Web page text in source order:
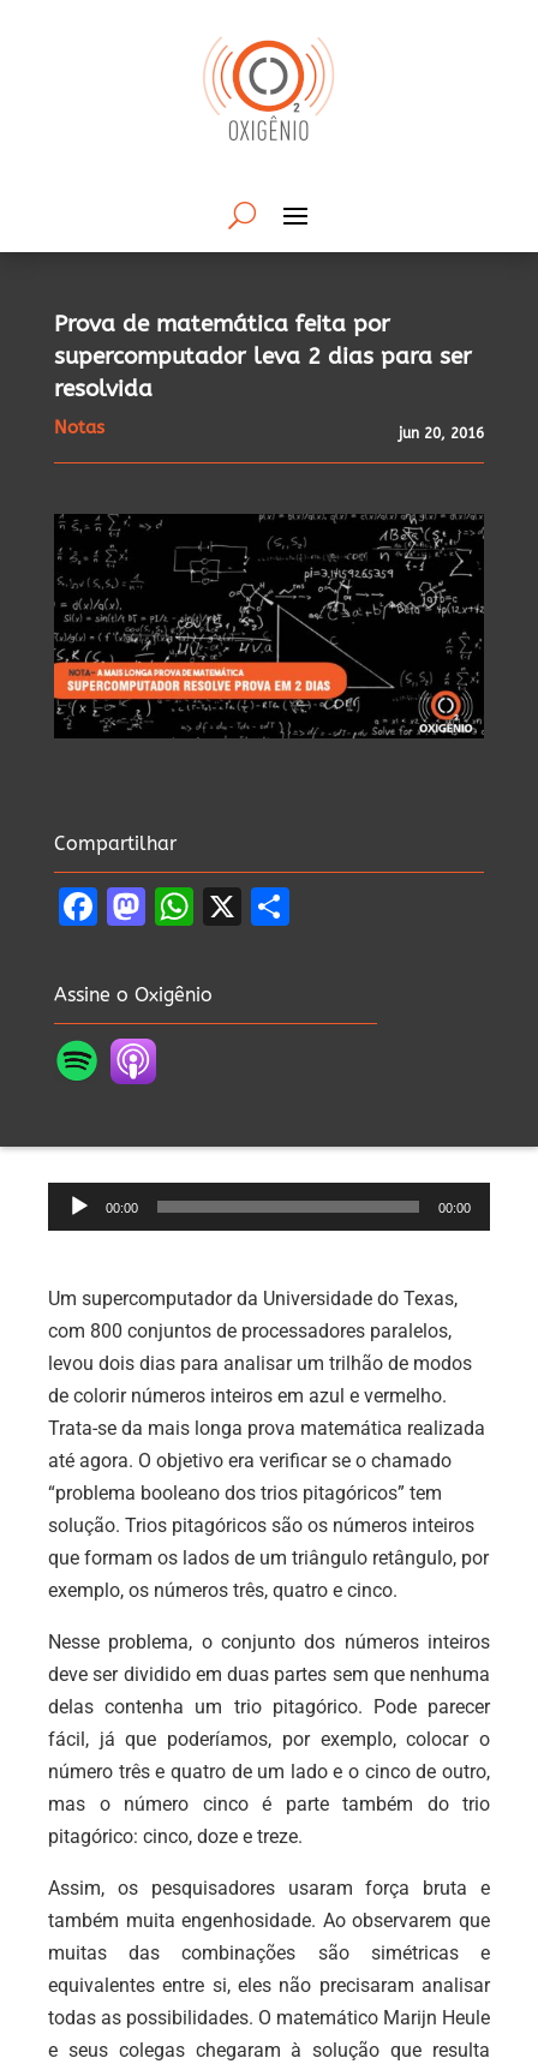
Prova de matemática feita por
supercomputador leva 2 dias para ser
resolvida
Notas jun 20, 2016
Compartilhar
Facebook
Mastodon
WhatsApp
X
Assine o Oxigênio
Tocador
de
00:00 00:00
Um supercomputador da Universidade do Texas,
com 800 conjuntos de processadores paralelos,
levou dois dias para analisar um trilhão de modos
de colorir números inteiros em azul e vermelho.
Trata-se da mais longa prova matemática realizada
até agora. O objetivo era verificar se o chamado
“problema booleano dos trios pitagóricos” tem
solução. Trios pitagóricos são os números inteiros
que formam os lados de um triângulo retângulo, por
exemplo, os números três, quatro e cinco.
Nesse problema, o conjunto dos números inteiros
deve ser dividido em duas partes sem que nenhuma
delas contenha um trio pitagórico. Pode parecer
fácil, já que poderíamos, por exemplo, colocar o
número três e quatro de um lado e o cinco de outro,
mas o número cinco é parte também do trio
pitagórico: cinco, doze e treze.
Assim, os pesquisadores usaram força bruta e
também muita engenhosidade. Ao observarem que
muitas das combinações são simétricas e
equivalentes entre si, eles não precisaram analisar
todas as possibilidades. O matemático Marijn Heule
e seus colegas chegaram à solução que resulta